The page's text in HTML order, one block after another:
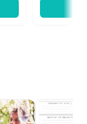
で
め、義理のお